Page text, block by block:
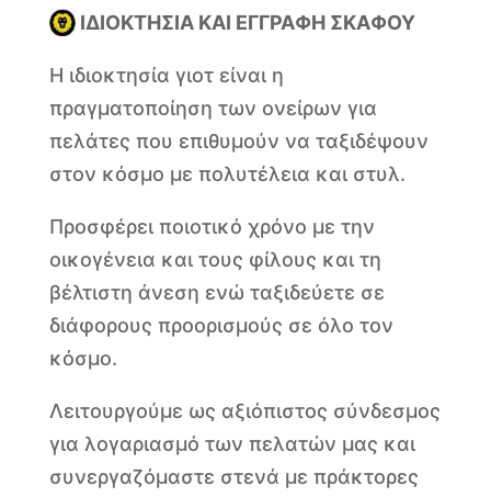
ΙΔΙΟΚΤΗΣΙΑ ΚΑΙ ΕΓΓΡΑΦΗ ΣΚΑΦΟΥ
Η ιδιοκτησία γιοτ είναι η
πραγματοποίηση των ονείρων για
πελάτες που επιθυμούν να ταξιδέψουν
στον κόσμο με πολυτέλεια και στυλ.
Προσφέρει ποιοτικό χρόνο με την
οικογένεια και τους φίλους και τη
βέλτιστη άνεση ενώ ταξιδεύετε σε
διάφορους προορισμούς σε όλο τον
κόσμο.
Λειτουργούμε ως αξιόπιστος σύνδεσμος
για λογαριασμό των πελατών μας και
συνεργαζόμαστε στενά με πράκτορες